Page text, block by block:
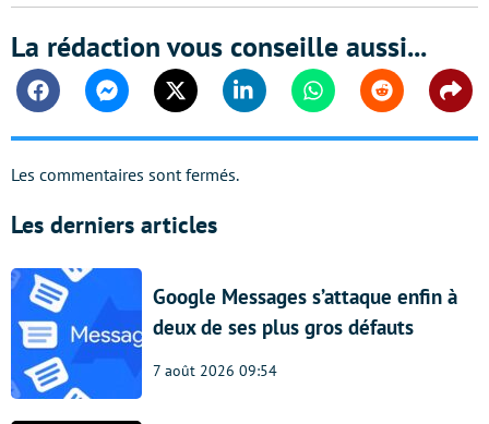
La rédaction vous conseille aussi...
FacebookMessengerTwitter Linkedin WhatsappReddit
Les commentaires sont fermés.
Les derniers articles
Google Messages s’attaque enfin à
deux de ses plus gros défauts
7 août 2026 09:54